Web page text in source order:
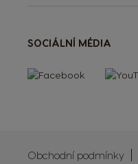
SOCIÁLNÍ MÉDIA
Obchodní podmínky